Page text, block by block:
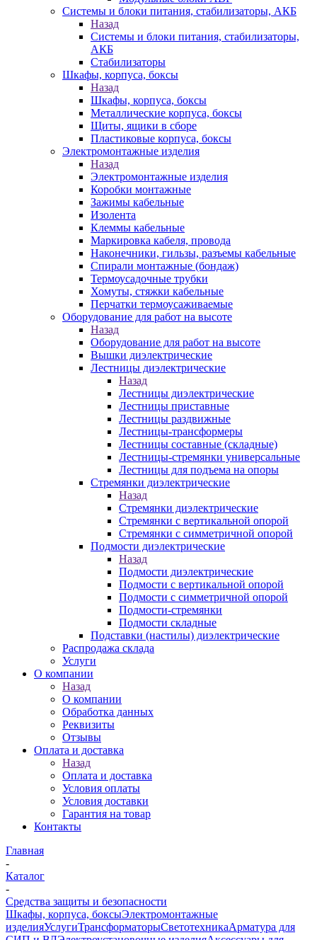
Системы и блоки питания, стабилизаторы, АКБ
Назад
Системы и блоки питания, стабилизаторы,
АКБ
Стабилизаторы
Шкафы, корпуса, боксы
Назад
Шкафы, корпуса, боксы
Металлические корпуса, боксы
Щиты, ящики в сборе
Пластиковые корпуса, боксы
Электромонтажные изделия
Назад
Электромонтажные изделия
Коробки монтажные
Зажимы кабельные
Изолента
Клеммы кабельные
Маркировка кабеля, провода
Наконечники, гильзы, разъемы кабельные
Спирали монтажные (бондаж)
Термоусадочные трубки
Хомуты, стяжки кабельные
Перчатки термоусаживаемые
Оборудование для работ на высоте
Назад
Оборудование для работ на высоте
Вышки диэлектрические
Лестницы диэлектрические
Назад
Лестницы диэлектрические
Лестницы приставные
Лестницы раздвижные
Лестницы-трансформеры
Лестницы составные (складные)
Лестницы-стремянки универсальные
Лестницы для подъема на опоры
Стремянки диэлектрические
Назад
Стремянки диэлектрические
Стремянки с вертикальной опорой
Стремянки с симметричной опорой
Подмости диэлектрические
Назад
Подмости диэлектрические
Подмости с вертикальной опорой
Подмости с симметричной опорой
Подмости-стремянки
Подмости складные
Подставки (настилы) диэлектрические
Распродажа склада
Услуги
О компании
Назад
О компании
Обработка данных
Реквизиты
Отзывы
Оплата и доставка
Назад
Оплата и доставка
Условия оплаты
Условия доставки
Гарантия на товар
Контакты
Главная
-
Каталог
-
Средства защиты и безопасности
Шкафы, корпуса, боксыЭлектромонтажные
изделияУслугиТрансформаторыСветотехникаАрматура для